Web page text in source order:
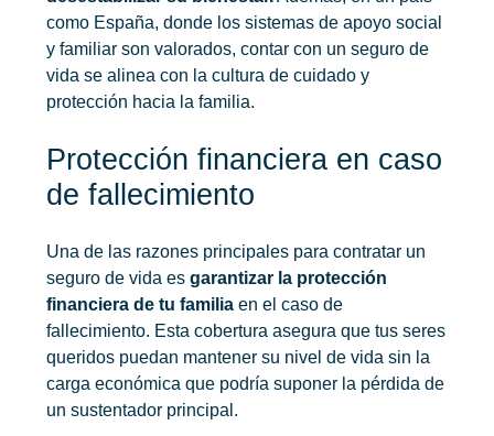
como España, donde los sistemas de apoyo social
y familiar son valorados, contar con un seguro de
vida se alinea con la cultura de cuidado y
protección hacia la familia.
Protección financiera en caso
de fallecimiento
Una de las razones principales para contratar un
seguro de vida es garantizar la protección
financiera de tu familia en el caso de
fallecimiento. Esta cobertura asegura que tus seres
queridos puedan mantener su nivel de vida sin la
carga económica que podría suponer la pérdida de
un sustentador principal.